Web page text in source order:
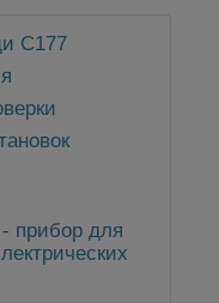
прибор для